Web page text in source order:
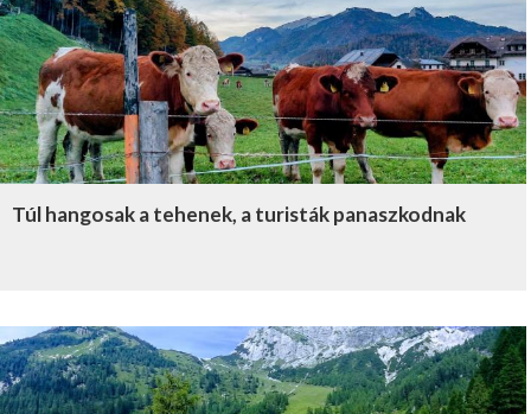
Túl hangosak a tehenek, a turisták panaszkodnak